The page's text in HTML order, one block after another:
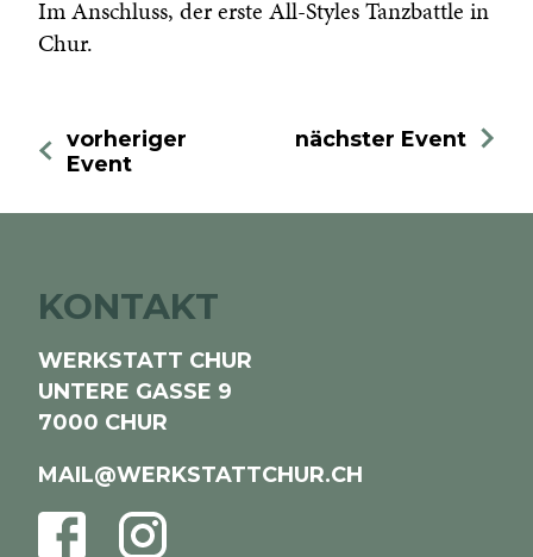
vorheriger
Event
Im Anschluss, der erste All-Styles Tanzbattle in
Chur.
nächster Event
KONTAKT
WERKSTATT CHUR
UNTERE GASSE 9
7000 CHUR
MAIL@WERKSTATTCHUR.CH
FACEBOOKINSTAGRAM